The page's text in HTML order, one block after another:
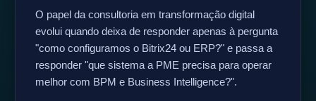
O papel da consultoria em transformação digital
evolui quando deixa de responder apenas à pergunta
"como configuramos o Bitrix24 ou ERP?" e passa a
responder "que sistema a PME precisa para operar
melhor com BPM e Business Intelligence?".